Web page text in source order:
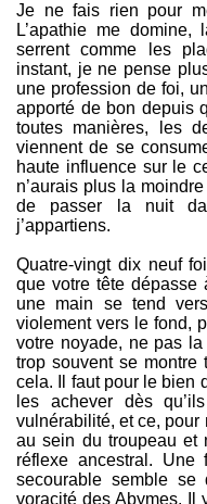
Je ne fais rien pour
L’apathie me
serrent comme les
instant, je ne pense
une profession de foi,
apporté de bon depuis
toutes manières, les
viennent de se
haute influence sur le
n’aurais plus la
de passer la nuit
j’appartiens.
Quatre-vingt dix neuf
que votre tête
une main se tend
violement vers le fond,
votre noyade, ne pas
trop souvent se montre
cela. Il faut pour le bien
les achever dès
vulnérabilité, et ce, pour
au sein du troupeau et
réflexe ancestral.
secourable semble
voracité des Abymes. Il